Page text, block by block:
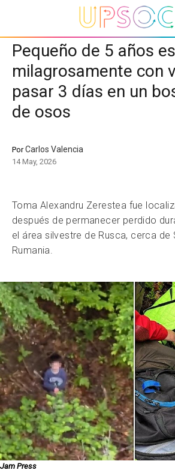
Pequeño de 5 años
milagrosamente con
pasar 3 días en un
de osos
PorCarlos Valencia
14 May, 2026
Toma Alexandru Zerestea fue
después de permanecer perdido
el área silvestre de Rusca, cerca de
Rumania.
Jam Press